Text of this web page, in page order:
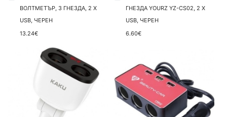
ВОЛТМЕТЪР, 3 ГНЕЗДА, 2 X
USB, ЧЕРЕН
13.24€
ГНЕЗДА YOURZ YZ-CS02, 2 X
USB, ЧЕРЕН
6.60€